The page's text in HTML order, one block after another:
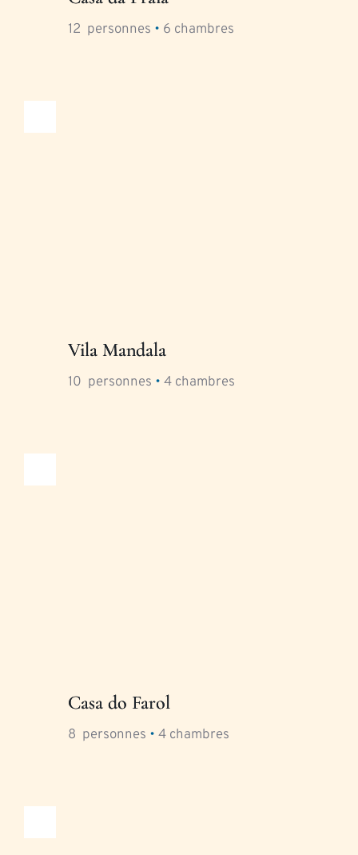
12
  personnes
• 6 chambres
Vila Mandala
10
  personnes
• 4 chambres
Casa do Farol
8
  personnes
• 4 chambres